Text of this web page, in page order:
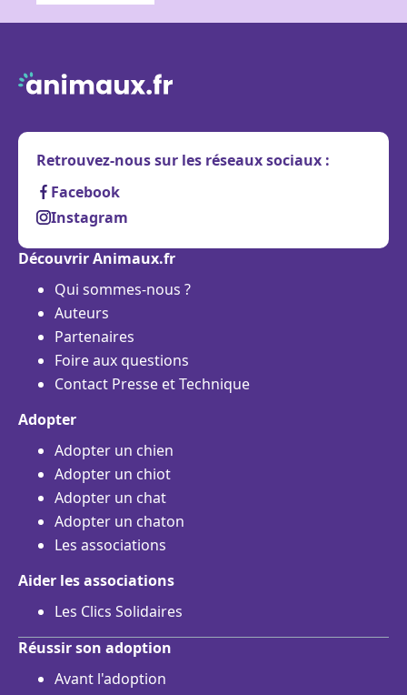
Retrouvez-nous sur les réseaux sociaux :
Facebook
Instagram
Découvrir Animaux.fr
Qui sommes-nous ?
Auteurs
Partenaires
Foire aux questions
Contact Presse et Technique
Adopter
Adopter un chien
Adopter un chiot
Adopter un chat
Adopter un chaton
Les associations
Aider les associations
Les Clics Solidaires
Réussir son adoption
Avant l'adoption